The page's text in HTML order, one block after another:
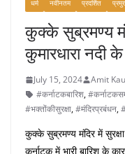
धर्म नवीनतम प्रदर्शित
कुक्के सुब्रमण्य
कुमारधारा नदी
July 15, 2024 Amit
#कर्नाटकबारिश,
#भक्तोंकीसुरक्षा,#मंदिरप्रबंधन,
कुक्के सुब्रमण्य मंदिर में
कर्नाटक में भारी बारिश के